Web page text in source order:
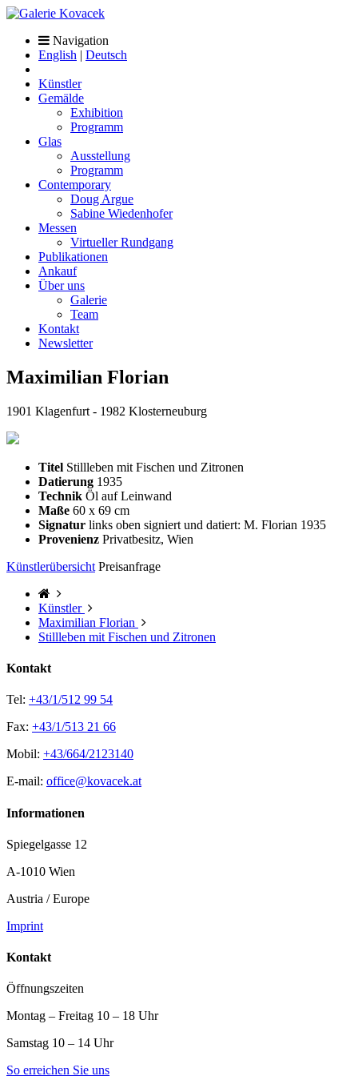
Navigation
English | Deutsch
Künstler
Gemälde
Exhibition
Programm
Glas
Ausstellung
Programm
Contemporary
Doug Argue
Sabine Wiedenhofer
Messen
Virtueller Rundgang
Publikationen
Ankauf
Über uns
Galerie
Team
Kontakt
Newsletter
Maximilian Florian
1901 Klagenfurt - 1982 Klosterneuburg
Titel Stillleben mit Fischen und Zitronen
Datierung 1935
Technik Öl auf Leinwand
Maße 60 x 69 cm
Signatur links oben signiert und datiert: M. Florian 1935
Provenienz Privatbesitz, Wien
Künstlerübersicht Preisanfrage
Künstler
Maximilian Florian
Stillleben mit Fischen und Zitronen
Kontakt
Tel: +43/1/512 99 54
Fax: +43/1/513 21 66
Mobil: +43/664/2123140
E-mail: office@kovacek.at
Informationen
Spiegelgasse 12
A-1010 Wien
Austria / Europe
Imprint
Kontakt
Öffnungszeiten
Montag – Freitag 10 – 18 Uhr
Samstag 10 – 14 Uhr
So erreichen Sie uns